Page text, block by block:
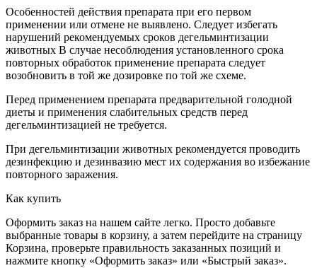
Особенностей действия препарата при его первом
применении или отмене не выявлено. Следует избегать
нарушений рекомендуемых сроков дегельминтизации
животных В случае несоблюдения установленного срока
повторных обработок применение препарата следует
возобновить в той же дозировке по той же схеме.
Перед применением препарата предварительной голодной
диеты и применения слабительных средств перед
дегельминтизацией не требуется.
При дегельминтизации животных рекомендуется проводить
дезинфекцию и дезинвазию мест их содержания во избежание
повторного заражения.
Как купить
Оформить заказ на нашем сайте легко. Просто добавьте
выбранные товары в корзину, а затем перейдите на страницу
Корзина, проверьте правильность заказанных позиций и
нажмите кнопку «Оформить заказ» или «Быстрый заказ».